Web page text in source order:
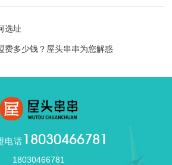
选址
费多少钱？屋头串串为您解惑
电话 18030466781
18030466781